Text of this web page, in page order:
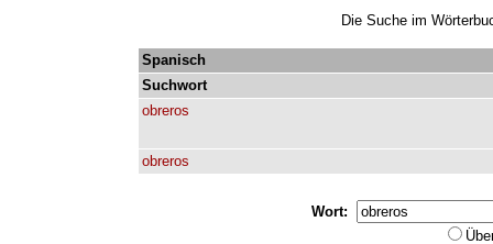
Die Suche im
Spanisch
Suchwort
obreros
obreros
Wort: